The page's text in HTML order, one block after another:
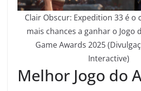
Clair Obscur: Expedition 33 é o
mais chances a ganhar o Jogo
Game Awards 2025
Interactive)
Melhor Jogo do